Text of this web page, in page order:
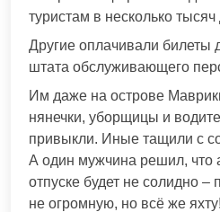
туристам в несколько
Другие оплачивали билеты
штата обслуживающего
Им даже на острове
нянечки, уборщицы и
привыкли. Иные тащили с
А один мужчина решил, что
отпуске будет не солидно –
не огромную, но всё же